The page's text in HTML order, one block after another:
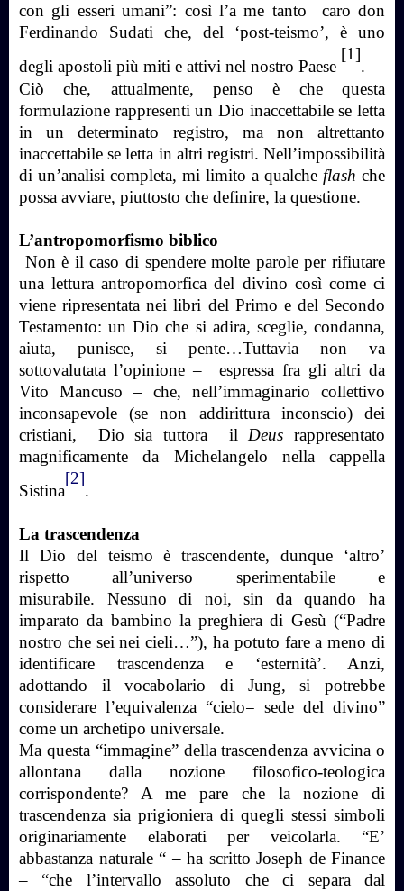
con gli esseri umani”: così l’a me tanto caro don
Ferdinando Sudati che, del ‘post-teismo’, è uno
degli apostoli più miti e attivi nel nostro Paese
[1]
.
Ciò che, attualmente, penso è che questa
formulazione rappresenti un Dio inaccettabile se letta
in un determinato registro, ma non altrettanto
inaccettabile se letta in altri registri. Nell’impossibilità
di un’analisi completa, mi limito a qualche flash che
possa avviare, piuttosto che definire, la questione.
L’antropomorfismo biblico
Non è il caso di spendere molte parole per rifiutare
una lettura antropomorfica del divino così come ci
viene ripresentata nei libri del Primo e del Secondo
Testamento: un Dio che si adira, sceglie, condanna,
aiuta, punisce, si pente…Tuttavia non va
sottovalutata l’opinione – espressa fra gli altri da
Vito Mancuso – che, nell’immaginario collettivo
inconsapevole (se non addirittura inconscio) dei
cristiani, Dio sia tuttora il Deus rappresentato
magnificamente da Michelangelo nella cappella
Sistina
[2]
.
La trascendenza
Il Dio del teismo è trascendente, dunque ‘altro’
rispetto all’universo sperimentabile e
misurabile. Nessuno di noi, sin da quando ha
imparato da bambino la preghiera di Gesù (“Padre
nostro che sei nei cieli…”), ha potuto fare a meno di
identificare trascendenza e ‘esternità’. Anzi,
adottando il vocabolario di Jung, si potrebbe
considerare l’equivalenza “cielo= sede del divino”
come un archetipo universale.
Ma questa “immagine” della trascendenza avvicina o
allontana dalla nozione filosofico-teologica
corrispondente? A me pare che la nozione di
trascendenza sia prigioniera di quegli stessi simboli
originariamente elaborati per veicolarla. “E’
abbastanza naturale “ – ha scritto Joseph de Finance
– “che l’intervallo assoluto che ci separa dal